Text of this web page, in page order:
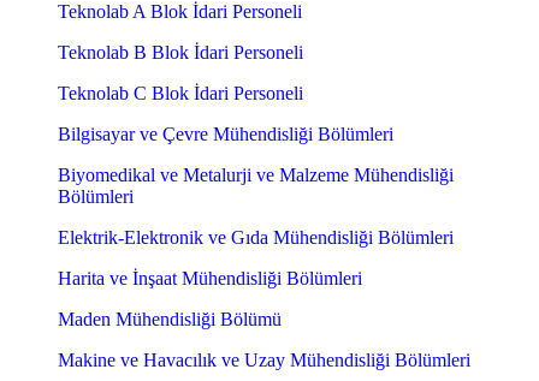
Teknolab A Blok İdari Personeli
Teknolab B Blok İdari Personeli
Teknolab C Blok İdari Personeli
Bilgisayar ve Çevre Mühendisliği Bölümleri
Biyomedikal ve Metalurji ve Malzeme Mühendisliği
Bölümleri
Elektrik-Elektronik ve Gıda Mühendisliği Bölümleri
Harita ve İnşaat Mühendisliği Bölümleri
Maden Mühendisliği Bölümü
Makine ve Havacılık ve Uzay Mühendisliği Bölümleri